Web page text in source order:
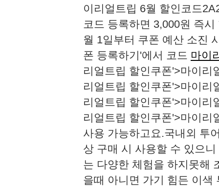
이리얼트립 6월 할인코드
코드 등록하면 3,000원 즉
월 1일부터 쿠폰 예산 소진
폰 등록하기'에서 코드 마이
리얼트립 할인쿠폰'>마이리
리얼트립 할인쿠폰'>마이리
리얼트립 할인쿠폰'>마이리
리얼트립 할인쿠폰'>마이리
사용 가능하고요.​국내외 투
상 구매 시 사용할 수 있으
는 다양한 체험을 하지못해
을때 아니면 가기 힘든 이색